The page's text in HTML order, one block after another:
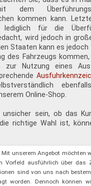
dem
kommen kann.
lediglich für die
wird jedoch in
Staaten kann es jedoch
des Fahrzeugs
zur Nutzung eines
Online-Shop.
sein, ob das
richtige Wahl ist,
unserem Angebot möchten
Vorfeld ausführlich über das
sind von uns nach
worden. Dennoch können